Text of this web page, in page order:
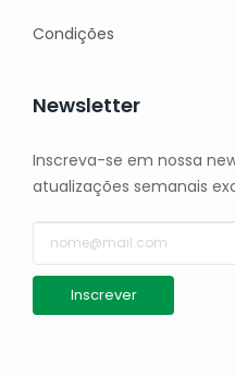
Condições
Newsletter
Inscreva-se em nossa
atualizações semanais
Inscrever